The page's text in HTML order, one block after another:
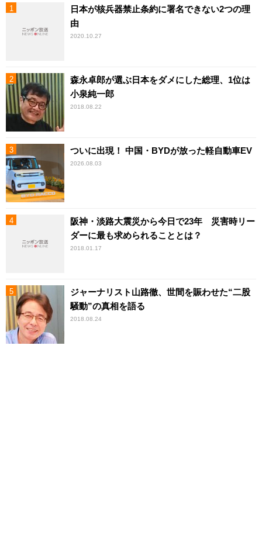
日本が核兵器禁止条約に署名できない2つの理
由
2020.10.27
森永卓郎が選ぶ日本をダメにした総理、1位は
小泉純一郎
2018.08.22
ついに出現！ 中国・BYDが放った軽自動車EV
2026.08.03
阪神・淡路大震災から今日で23年 災害時リー
ダーに最も求められることとは？
2018.01.17
ジャーナリスト山路徹、世間を賑わせた“二股
騒動”の真相を語る
2018.08.24